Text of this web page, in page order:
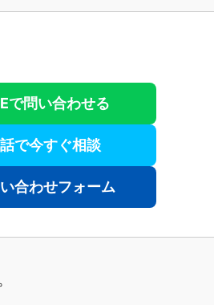
で問い合わせる
で今すぐ相談
合わせフォーム